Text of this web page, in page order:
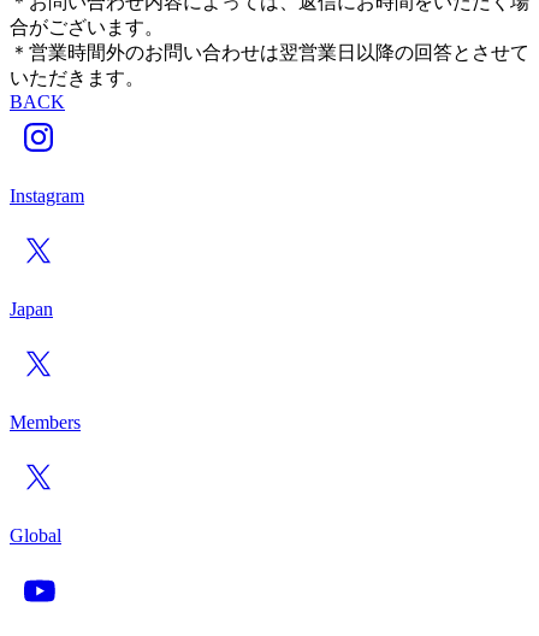
合がございます。
＊営業時間外のお問い合わせは翌営業日以降の回答とさせて
いただきます。
BACK
Instagram
Japan
Members
Global